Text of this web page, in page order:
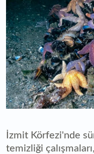
İzmit Körfezi'nde
temizliği